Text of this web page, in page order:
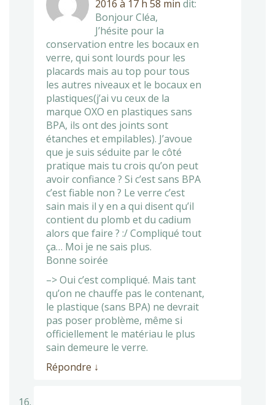
2016 à 17 h 58 min dit:
Bonjour Cléa,
J’hésite pour la
conservation entre les bocaux en
verre, qui sont lourds pour les
placards mais au top pour tous
les autres niveaux et le bocaux en
plastiques(j’ai vu ceux de la
marque OXO en plastiques sans
BPA, ils ont des joints sont
étanches et empilables). J’avoue
que je suis séduite par le côté
pratique mais tu crois qu’on peut
avoir confiance ? Si c’est sans BPA
c’est fiable non ? Le verre c’est
sain mais il y en a qui disent qu’il
contient du plomb et du cadium
alors que faire ? :/ Compliqué tout
ça… Moi je ne sais plus.
Bonne soirée
–> Oui c’est compliqué. Mais tant
qu’on ne chauffe pas le contenant,
le plastique (sans BPA) ne devrait
pas poser problème, même si
officiellement le matériau le plus
sain demeure le verre.
Répondre ↓